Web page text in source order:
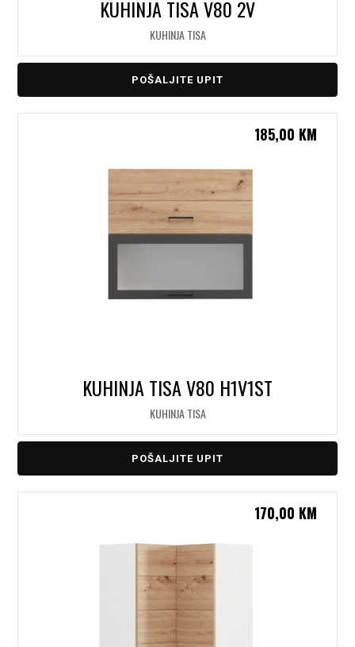
KUHINJA TISA V80 2V
KUHINJA TISA
POŠALJITE UPIT
KUHINJA TISA V80 H1V1ST
KUHINJA TISA
185,00 KM
POŠALJITE UPIT
170,00 KM